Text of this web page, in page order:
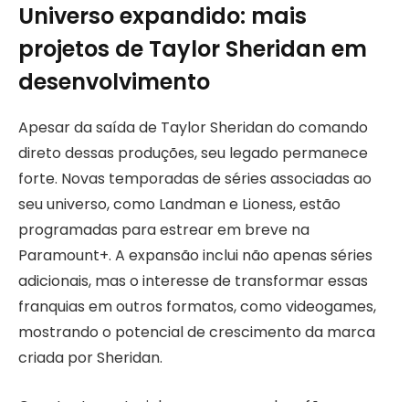
Universo expandido: mais
projetos de Taylor Sheridan em
desenvolvimento
Apesar da saída de Taylor Sheridan do comando
direto dessas produções, seu legado permanece
forte. Novas temporadas de séries associadas ao
seu universo, como Landman e Lioness, estão
programadas para estrear em breve na
Paramount+. A expansão inclui não apenas séries
adicionais, mas o interesse de transformar essas
franquias em outros formatos, como videogames,
mostrando o potencial de crescimento da marca
criada por Sheridan.